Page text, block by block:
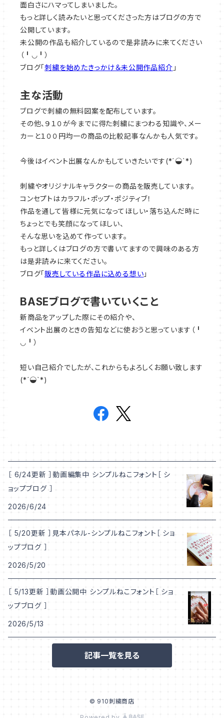
面白さにハマってしまいました。
もっと詳しく読みたいと思ってくださった方はブログの方で
公開しています。
未公開の作品も紹介しているので是非読みに来てください
（╹◡╹）
ブログ「刺繍を始めたきっかけ＆未公開作品紹介 」
主な活動
ブログで刺繍の無料図案を配布しています。
その他、９１０が今までに得た刺繍にまつわる知識や、メー
カーと１００円均一の商品の比較記事なんかも人気です。
今後はイベント出展なんかもしていきたいです(*´◒`*)
刺繍やオリジナルキャラクターの商品を販売しています。
コンセプトはカラフル・ポップ・ポジティブ！
作品を通して皆様に元気になってほしい・落ち込んだ時に
ちょっとでも笑顔になってほしい、
そんな思いを込めて作っています。
もっと詳しくはブログの方で書いてますので興味のある方
は是非読みに来てください。
ブログ「販売している作品に込める想い 」
BASEブログで書いていくこと
新商品をアップした際にその紹介や、
イベント出展のときの告知などに使おうと思っています（╹
◡╹）
短い自己紹介でしたが、これからもよろしくお願い致します
(*´◒`*)
［ 6/24更新 ］動画編集中 シンプルねこフォント［ シ
ョップブログ ］
2026/6/24
［ 5/20更新 ］見本パネル-シンプルねこフォント［ ショ
ップブログ ］
2026/5/20
［ 5/13更新 ］動画公開中 シンプルねこフォント［ ショ
ップブログ ］
2026/5/13
記事一覧を見る
© 910刺繍商店